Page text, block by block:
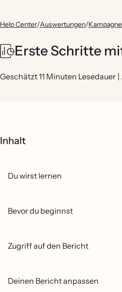
Help Center/Auswertungen/
Erste Schritte
Geschätzt 11 Minuten Lesedauer |
Inhalt
Du wirst lernen
Bevor du beginnst
Zugriff auf den Bericht
Deinen Bericht anpassen